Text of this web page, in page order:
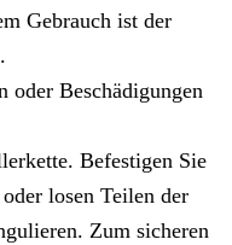
Gebrauch ist der
oder Beschädigungen
Befestigen Sie
losen Teilen der
Zum sicheren